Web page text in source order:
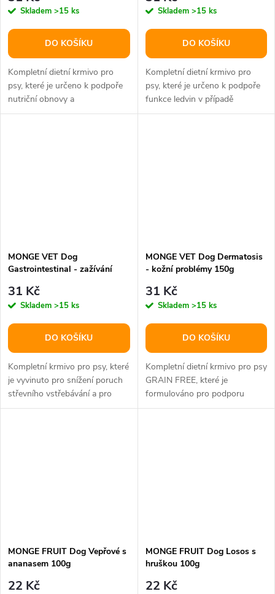
Skladem >15 ks
DO KOŠÍKU
Kompletní dietní krmivo pro
psy, které je určeno k podpoře
nutriční obnovy a
rekonvalescence.
Skladem >15 ks
DO KOŠÍKU
Kompletní dietní krmivo pro
psy, které je určeno k podpoře
funkce ledvin v případě
chronické nebo dočasné
MONGE VET Dog
Gastrointestinal - zažívání
31 Kč
Skladem >15 ks
DO KOŠÍKU
Kompletní krmivo pro psy, které
je vyvinuto pro snížení poruch
střevního vstřebávání a pro
kompenzaci maldigesce
MONGE VET Dog Dermatosis
- kožní problémy 150g
31 Kč
Skladem >15 ks
DO KOŠÍKU
Kompletní dietní krmivo pro psy
GRAIN FREE, které je
formulováno pro podporu
funkce kůže v případě
MONGE FRUIT Dog Vepřové s
ananasem 100g
22 Kč
MONGE FRUIT Dog Losos s
hruškou 100g
22 Kč